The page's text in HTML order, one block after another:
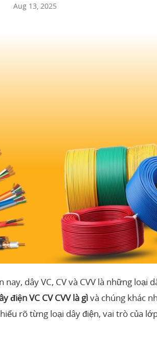
Aug 13, 2025
dây VC, CV và CVV là những loại
điện VC CV CVV là gìvà chúng khác
rõ từng loại dây điện, vai trò của